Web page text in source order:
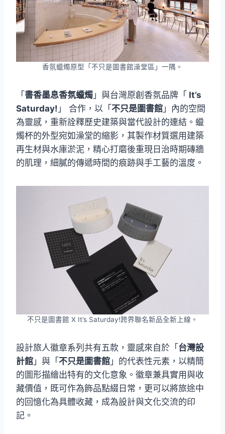
香氛蠟燭原型「不只是圖書館澡堂區」一隅。
「 書香墨息香氛蠟燭 」與台灣原創香氛品牌「 It’s
Saturday! 」 合作，以「 不只是圖書館 」內的空間
為靈感，重新詮釋歷史建築與當代設計的連結。蠟
燭杯的外型宛如澡堂的縮影，其製作材質選用建築
再生材與水庫淤泥，精心打磨後重現日治時期磚牆
的肌理，細膩的傳遞時間的痕跡與手工藝的溫度。
不只是圖書館 X It’s Saturday!跨界聯名新品全新上線。
設計旅人徽章系列共有五款，靈感來自於「 台灣設
計館 」與「 不只是圖書館 」的代表性元素，以精簡
的圖形描繪出特有的文化意象。徽章兼具實用與收
藏價值，既可作為飾品點綴日常，更可以將旅途中
的回憶化為具體收藏，成為設計與文化交流的印
記。